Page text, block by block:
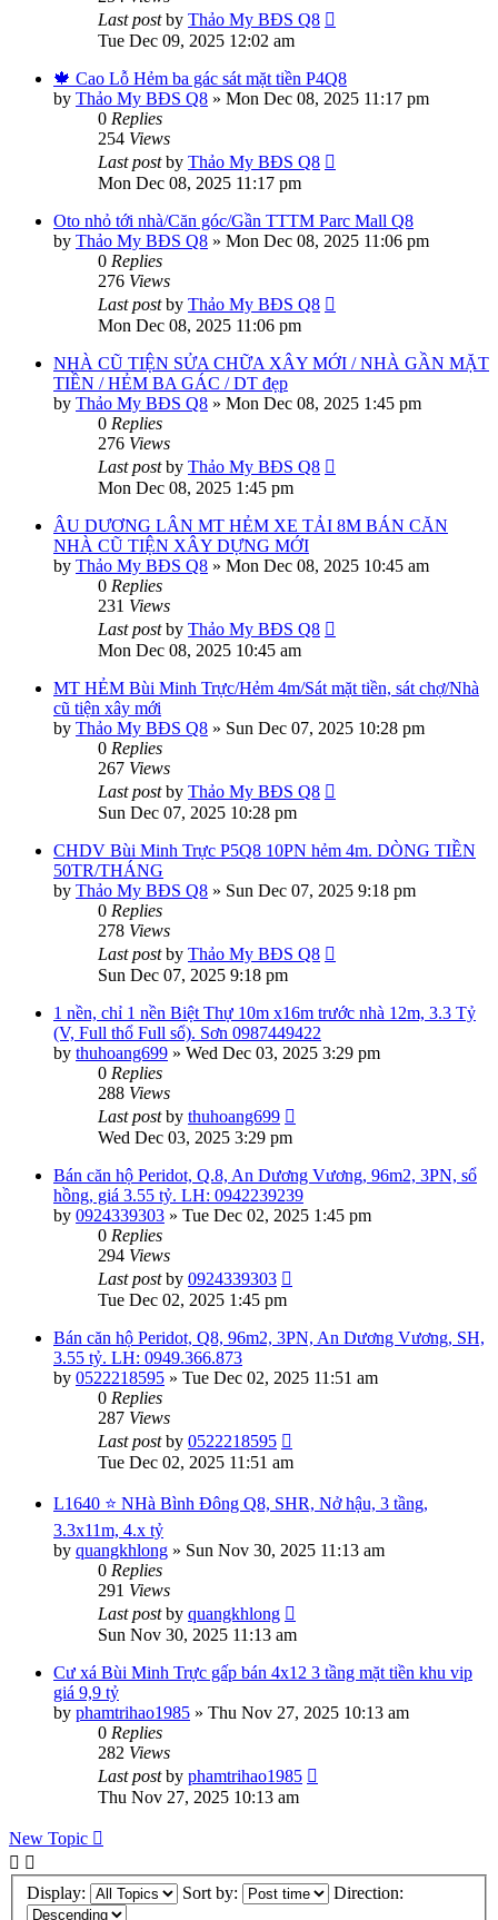
Last postby Thảo My BĐS Q8
Tue Dec 09, 2025 12:02 am
🍁 Cao Lỗ Hẻm ba gác sát mặt tiền P4Q8
by Thảo My BĐS Q8 » Mon Dec 08, 2025 11:17 pm
0 Replies
254 Views
Last postby Thảo My BĐS Q8
Mon Dec 08, 2025 11:17 pm
Oto nhỏ tới nhà/Căn góc/Gần TTTM Parc Mall Q8
by Thảo My BĐS Q8 » Mon Dec 08, 2025 11:06 pm
0 Replies
276 Views
Last postby Thảo My BĐS Q8
Mon Dec 08, 2025 11:06 pm
NHÀ CŨ TIỆN SỬA CHỮA XÂY MỚI / NHÀ GẦN MẶT
TIỀN / HẺM BA GÁC / DT đẹp
by Thảo My BĐS Q8 » Mon Dec 08, 2025 1:45 pm
0 Replies
276 Views
Last postby Thảo My BĐS Q8
Mon Dec 08, 2025 1:45 pm
ÂU DƯƠNG LÂN MT HẺM XE TẢI 8M BÁN CĂN
NHÀ CŨ TIỆN XÂY DỰNG MỚI
by Thảo My BĐS Q8 » Mon Dec 08, 2025 10:45 am
0 Replies
231 Views
Last postby Thảo My BĐS Q8
Mon Dec 08, 2025 10:45 am
MT HẺM Bùi Minh Trực/Hẻm 4m/Sát mặt tiền, sát chợ/Nhà
cũ tiện xây mới
by Thảo My BĐS Q8 » Sun Dec 07, 2025 10:28 pm
0 Replies
267 Views
Last postby Thảo My BĐS Q8
Sun Dec 07, 2025 10:28 pm
CHDV Bùi Minh Trực P5Q8 10PN hẻm 4m. DÒNG TIỀN
50TR/THÁNG
by Thảo My BĐS Q8 » Sun Dec 07, 2025 9:18 pm
0 Replies
278 Views
Last postby Thảo My BĐS Q8
Sun Dec 07, 2025 9:18 pm
1 nền, chỉ 1 nền Biệt Thự 10m x16m trước nhà 12m, 3.3 Tỷ
(V, Full thổ Full sổ). Sơn 0987449422
by thuhoang699 » Wed Dec 03, 2025 3:29 pm
0 Replies
288 Views
Last postby thuhoang699
Wed Dec 03, 2025 3:29 pm
Bán căn hộ Peridot, Q.8, An Dương Vương, 96m2, 3PN, sổ
hồng, giá 3.55 tỷ. LH: 0942239239
by 0924339303 » Tue Dec 02, 2025 1:45 pm
0 Replies
294 Views
Last postby 0924339303
Tue Dec 02, 2025 1:45 pm
Bán căn hộ Peridot, Q8, 96m2, 3PN, An Dương Vương, SH,
3.55 tỷ. LH: 0949.366.873
by 0522218595 » Tue Dec 02, 2025 11:51 am
0 Replies
287 Views
Last postby 0522218595
Tue Dec 02, 2025 11:51 am
L1640 ⭐️ NHà Bình Đông Q8, SHR, Nở hậu, 3 tầng,
3.3x11m, 4.x tỷ
by quangkhlong » Sun Nov 30, 2025 11:13 am
0 Replies
291 Views
Last postby quangkhlong
Sun Nov 30, 2025 11:13 am
Cư xá Bùi Minh Trực gấp bán 4x12 3 tầng mặt tiền khu vip
giá 9,9 tỷ
by phamtrihao1985 » Thu Nov 27, 2025 10:13 am
0 Replies
282 Views
Last postby phamtrihao1985
Thu Nov 27, 2025 10:13 am
New Topic
Display: Sort by: Direction: